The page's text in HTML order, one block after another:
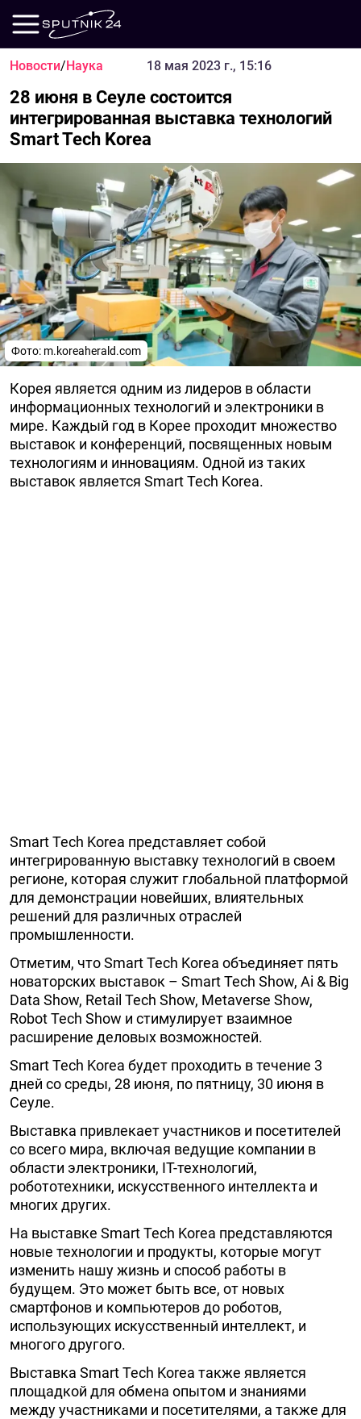
Новости/Наука 18 мая 2023 г., 15:16
28 июня в Сеуле состоится
интегрированная выставка технологий
Smart Tech Korea
Фото: m.koreaherald.com
Корея является одним из лидеров в области
информационных технологий и электроники в
мире. Каждый год в Корее проходит множество
выставок и конференций, посвященных новым
технологиям и инновациям. Одной из таких
выставок является Smart Tech Korea.
Smart Tech Korea представляет собой
интегрированную выставку технологий в своем
регионе, которая служит глобальной платформой
для демонстрации новейших, влиятельных
решений для различных отраслей
промышленности.
Отметим, что Smart Tech Korea объединяет пять
новаторских выставок – Smart Tech Show, Ai & Big
Data Show, Retail Tech Show, Metaverse Show,
Robot Tech Show и стимулирует взаимное
расширение деловых возможностей.
Smart Tech Korea будет проходить в течение 3
дней со среды, 28 июня, по пятницу, 30 июня в
Сеуле.
Выставка привлекает участников и посетителей
со всего мира, включая ведущие компании в
области электроники, IT-технологий,
робототехники, искусственного интеллекта и
многих других.
На выставке Smart Tech Korea представляются
новые технологии и продукты, которые могут
изменить нашу жизнь и способ работы в
будущем. Это может быть все, от новых
смартфонов и компьютеров до роботов,
использующих искусственный интеллект, и
многого другого.
Выставка Smart Tech Korea также является
площадкой для обмена опытом и знаниями
между участниками и посетителями, а также для